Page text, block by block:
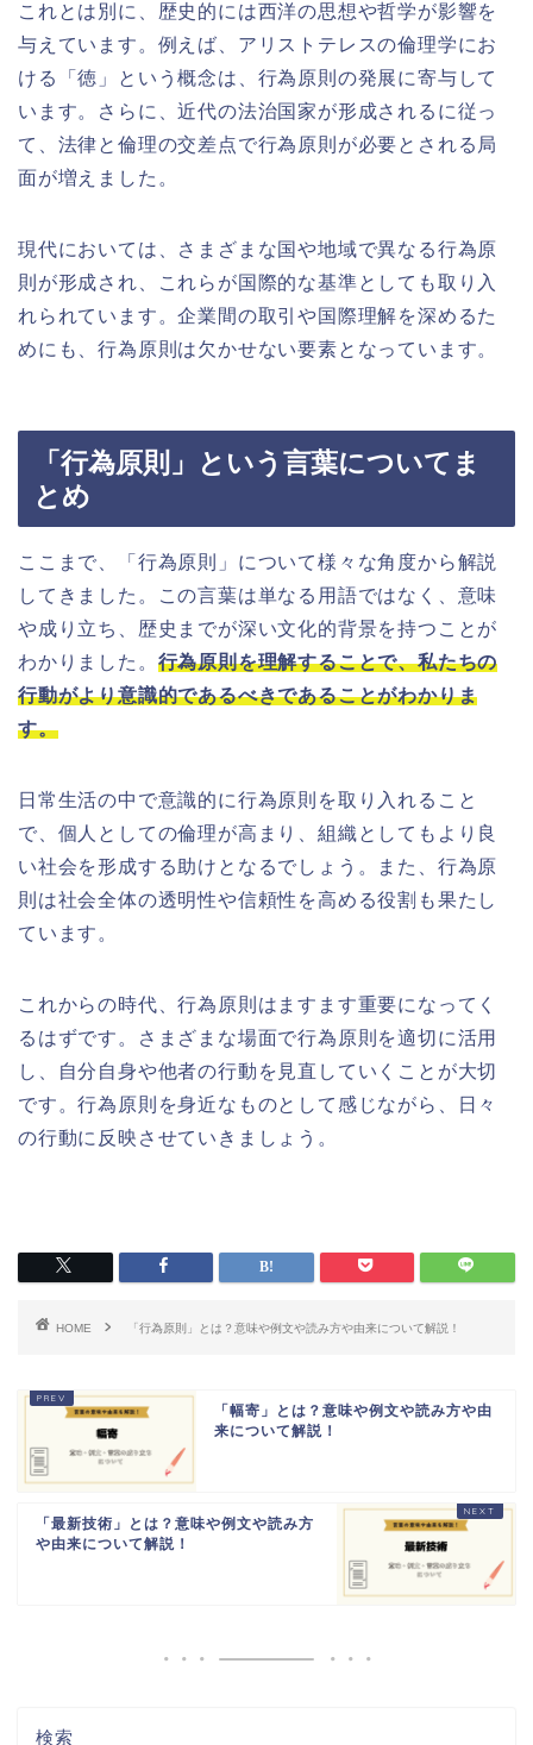
これとは別に、歴史的には西洋の思想や哲学が影響を
与えています。例えば、アリストテレスの倫理学にお
ける「徳」という概念は、行為原則の発展に寄与して
います。さらに、近代の法治国家が形成されるに従っ
て、法律と倫理の交差点で行為原則が必要とされる局
面が増えました。
現代においては、さまざまな国や地域で異なる行為原
則が形成され、これらが国際的な基準としても取り入
れられています。企業間の取引や国際理解を深めるた
めにも、行為原則は欠かせない要素となっています。
「行為原則」という言葉についてま
とめ
ここまで、「行為原則」について様々な角度から解説
してきました。この言葉は単なる用語ではなく、意味
や成り立ち、歴史までが深い文化的背景を持つことが
わかりました。 行為原則を理解することで、私たちの
行動がより意識的であるべきであることがわかりま
す。
日常生活の中で意識的に行為原則を取り入れること
で、個人としての倫理が高まり、組織としてもより良
い社会を形成する助けとなるでしょう。また、行為原
則は社会全体の透明性や信頼性を高める役割も果たし
ています。
これからの時代、行為原則はますます重要になってく
るはずです。さまざまな場面で行為原則を適切に活用
し、自分自身や他者の行動を見直していくことが大切
です。行為原則を身近なものとして感じながら、日々
の行動に反映させていきましょう。
HOME 「行為原則」とは？意味や例文や読み方や由来について解説！
「幅寄」とは？意味や例文や読み方や由
来について解説！
「最新技術」とは？意味や例文や読み方
や由来について解説！
検索